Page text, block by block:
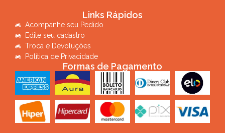
Links Rápidos
Acompanhe seu Pedido
Edite seu cadastro
Troca e Devoluções
Política de Privacidade
Formas de Pagamento